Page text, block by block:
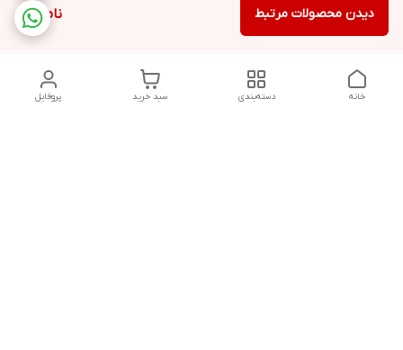
ناموجود دیدن محصولات مرتبط
پروفایل سبد خرید دسته‌بندی خانه